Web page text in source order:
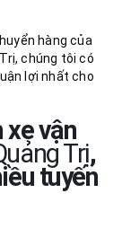
hàng của
chúng tôi có
lợi nhất cho
xe vận
Trị,
tuyến